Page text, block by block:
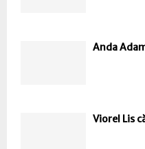
Anda
Viorel Lis